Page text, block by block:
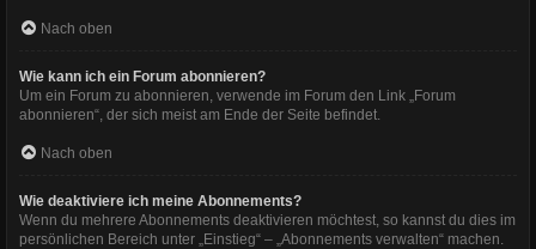
Nach oben
Wie kann ich ein Forum abonnieren?
Um ein Forum zu abonnieren, verwende im Forum den Link „Forum
abonnieren“, der sich meist am Ende der Seite befindet.
Nach oben
Wie deaktiviere ich meine Abonnements?
Wenn du mehrere Abonnements deaktivieren möchtest, so kannst du dies im
persönlichen Bereich unter „Einstieg“ – „Abonnements verwalten“ machen.